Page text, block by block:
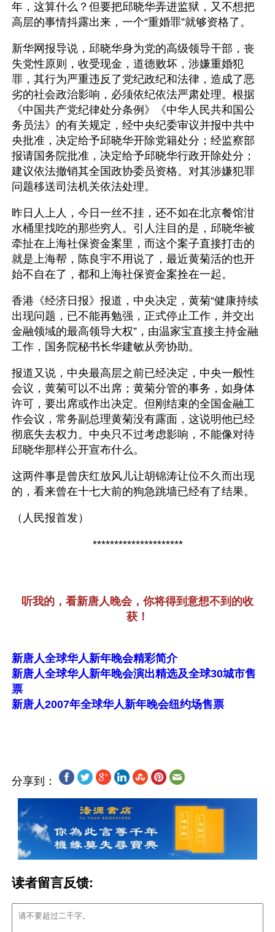
年，这算什么？但要把邱晓华弄进监狱，又不想把
高层的事情抖露出来，一个“重婚罪”就够资格了。
新华网报导说，邱晓华身为党的高级领导干部，丧
失党性原则，收受现金，道德败坏，涉嫌重婚犯
罪，其行为严重违反了党纪政纪和法律，造成了恶
劣的社会政治影响，必须依纪依法严肃处理。根据
《中国共产党纪律处分条例》《中华人民共和国公
务员法》的有关规定，经中央纪委审议并报中共中
央批准，决定给予邱晓华开除党籍处分；经监察部
报请国务院批准，决定给予邱晓华行政开除处分；
建议依法撤销其全国政协委员资格。对其涉嫌犯罪
问题移送司法机关依法处理。
昨日人上人，今日一丝不挂，还不如在北京餐馆泔
水桶里找吃的那些穷人。引人注目的是，邱晓华被
牵扯在上海社保资金案里，而这个案子直接打击的
就是上海帮，陈良宇不用说了，最近黄菊活的也开
始不自在了，都和上海社保资金案拴在一起。
香港《经济日报》报道，中央决定，黄菊“健康持续
出现问题，已不能再勉强，正式停止工作，并交出
金融领域的最高领导大权”，由温家宝直接主持金融
工作，国务院秘书长华建敏从旁协助。
报道又说，中央最高层之前已经决定，中央一般性
会议，黄菊可以不出席；黄菊分管的事务，如身体
许可，要出席或作出决定。但刚结束的全国金融工
作会议，常务副总理黄菊没有露面，这说明他已经
彻底失去权力。中央只不过考虑影响，不能像对待
邱晓华那样公开宣布什么。
这两件事是曾庆红放风儿让胡锦涛让位不久而出现
的，看来曾在十七大前的狗急跳墙已经有了结果。
（人民报首发）
*********************
听我的，看新唐人晚会，你将得到意想不到的收
获！
新唐人全球华人新年晚会精彩简介
新唐人全球华人新年晚会演出精选及全球30城市售
票
新唐人2007年全球华人新年晚会纽约场售票
分享到：
读者留言反馈: